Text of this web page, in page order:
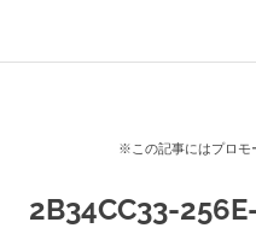
※この記事にはプロモ
2B34CC33-